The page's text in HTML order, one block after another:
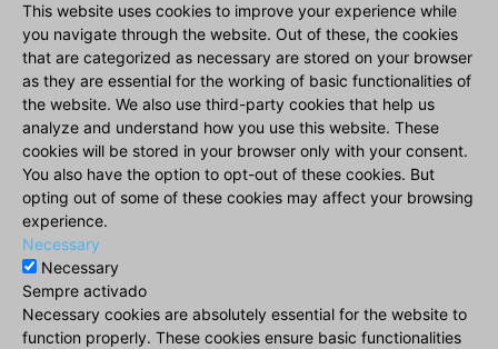
This website uses cookies to improve your experience while
you navigate through the website. Out of these, the cookies
that are categorized as necessary are stored on your browser
as they are essential for the working of basic functionalities of
the website. We also use third-party cookies that help us
analyze and understand how you use this website. These
cookies will be stored in your browser only with your consent.
You also have the option to opt-out of these cookies. But
opting out of some of these cookies may affect your browsing
experience.
Necessary
Necessary
Sempre activado
Necessary cookies are absolutely essential for the website to
function properly. These cookies ensure basic functionalities